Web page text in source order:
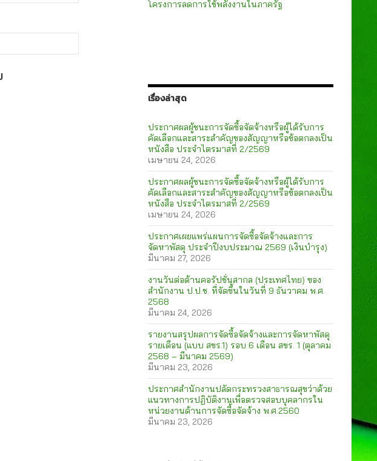
โครงการลดการใช้พลังงานในภาครัฐ
เรื่องล่าสุด
ประกาศผลผู้ชนะการจัดซื้อจัดจ้างหรือผู้ได้รับการ
คัดเลือกและสาระสำคัญของสัญญาหรือข้อตกลงเป็น
หนังสือ ประจำไตรมาสที่ 2/2569
เมษายน 24, 2026
ประกาศผลผู้ชนะการจัดซื้อจัดจ้างหรือผู้ได้รับการ
คัดเลือกและสาระสำคัญของสัญญาหรือข้อตกลงเป็น
หนังสือ ประจำไตรมาสที่ 2/2569
เมษายน 24, 2026
ประกาศเผยแพร่แผนการจัดซื้อจัดจ้างและการ
จัดหาพัสดุ ประจำปีงบประมาณ 2569 (เงินบำรุง)
มีนาคม 27, 2026
งานวันต่อต้านคอรัปชั่นสากล (ประเทศไทย) ของ
สำนักงาน ป.ป.ช. ที่จัดขึ้นในวันที่ 9 ธันวาคม พ.ศ.
2568
มีนาคม 24, 2026
รายงานสรุปผลการจัดซื้อจัดจ้างและการจัดหาพัสดุ
รายเดือน (แบบ สขร.1) รอบ 6 เดือน สขร. 1 (ตุลาคม
2568 – มีนาคม 2569)
มีนาคม 23, 2026
ประกาศสำนักงานปลัดกระทรวงสาธารณสุขว่าด้วย
แนวทางการปฏิบัติงานเพื่อตรวจสอบบุคลากรใน
หน่วยงานด้านการจัดซื้อจัดจ้าง พ.ศ.2560
มีนาคม 23, 2026